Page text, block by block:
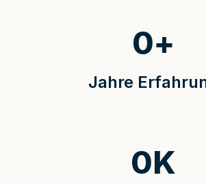
Jahre
0+
0K